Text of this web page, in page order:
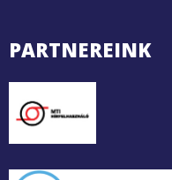
PARTNEREINK